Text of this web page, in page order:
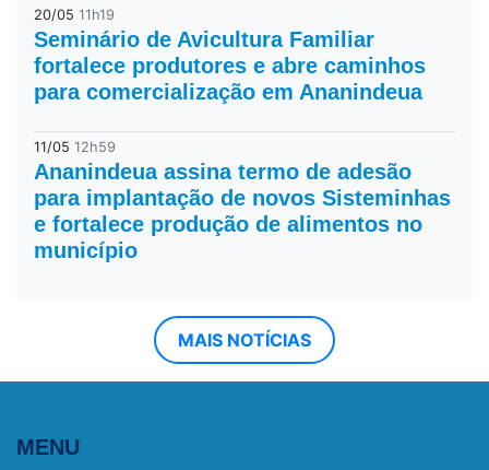
20/05 11h19
Seminário de Avicultura Familiar
fortalece produtores e abre caminhos
para comercialização em Ananindeua
11/05 12h59
Ananindeua assina termo de adesão
para implantação de novos Sisteminhas
e fortalece produção de alimentos no
município
MAIS NOTÍCIAS
MENU